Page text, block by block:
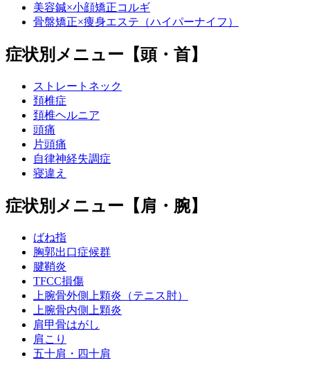
美容鍼×小顔矯正コルギ
骨盤矯正×痩身エステ（ハイパーナイフ）
症状別メニュー【頭・首】
ストレートネック
頚椎症
頚椎ヘルニア
頭痛
片頭痛
自律神経失調症
寝違え
症状別メニュー【肩・腕】
ばね指
胸郭出口症候群
腱鞘炎
TFCC損傷
上腕骨外側上顆炎（テニス肘）
上腕骨内側上顆炎
肩甲骨はがし
肩こり
五十肩・四十肩